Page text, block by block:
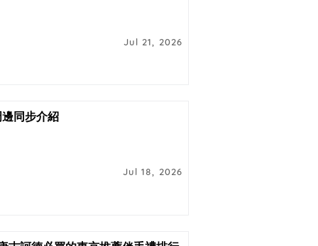
Jul 21, 2026
同步介紹
Jul 18, 2026